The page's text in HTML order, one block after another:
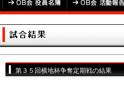
第３５回横地杯争奪定期戦の結果